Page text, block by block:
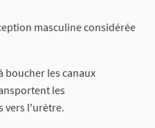
masculine considérée
boucher les canaux
les
vers l'urètre.